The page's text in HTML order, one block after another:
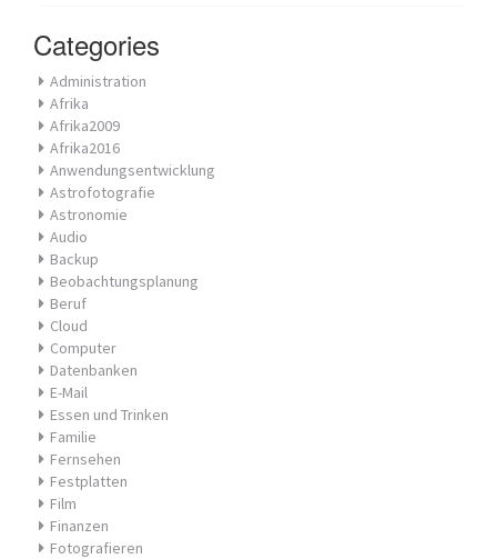
Categories
Administration
Afrika
Afrika2009
Afrika2016
Anwendungsentwicklung
Astrofotografie
Astronomie
Audio
Backup
Beobachtungsplanung
Beruf
Cloud
Computer
Datenbanken
E-Mail
Essen und Trinken
Familie
Fernsehen
Festplatten
Film
Finanzen
Fotografieren